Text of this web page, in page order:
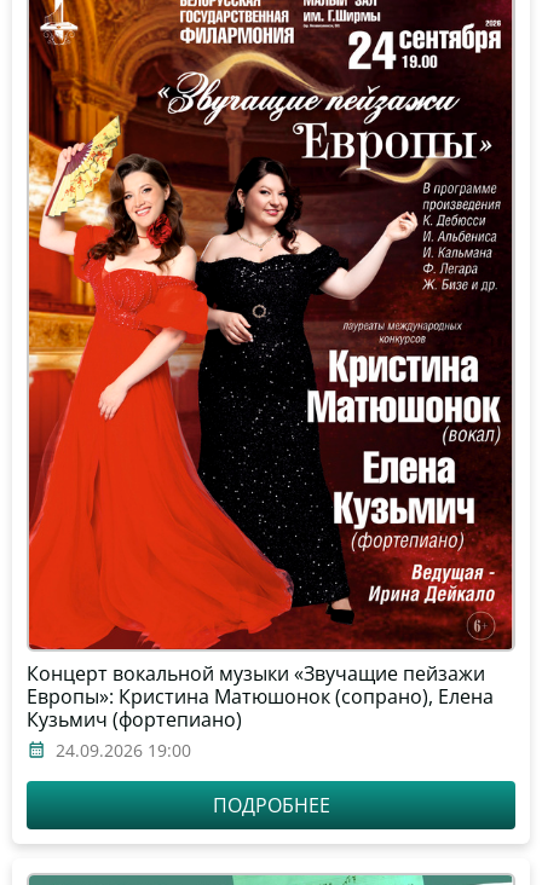
Концерт вокальной музыки «Звучащие пейзажи
Европы»: Кристина Матюшонок (сопрано), Елена
Кузьмич (фортепиано)
24.09.2026 19:00
ПОДРОБНЕЕ